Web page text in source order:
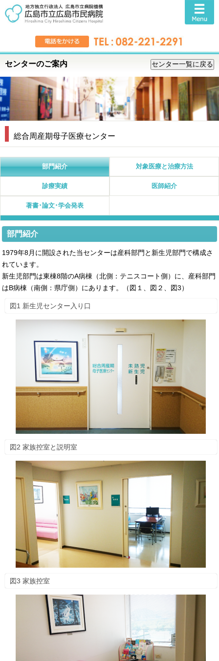
センターのご案内
総合周産期母子医療センター
部門紹介 対象医療と治療方法
診療実績 医師紹介
著書･論文･学会発表
部門紹介
1979年8月に開設された当センターは産科部門と新生児部門で構成さ
れています。
新生児部門は東棟8階のA病棟（北側：テニスコート側）に、産科部門
はB病棟（南側：県庁側）にあります。（図１、図２、図3）
図1 新生児センター入り口
図2 家族控室と説明室
図3 家族控室